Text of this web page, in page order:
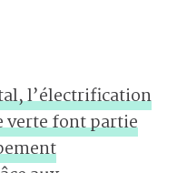
l’électrification
verte font partie